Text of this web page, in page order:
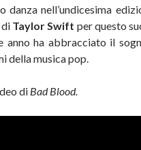
danza nell’undicesima
Taylor Swift per questo
anno ha abbracciato il
della musica pop.
di Bad Blood.